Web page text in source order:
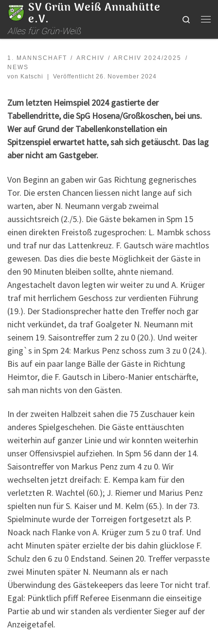
Zum Inhalt springen
SV Grün Weiß Annahütte
e.V.
Alles für Grün-Weiß
Search
1. MANNSCHAFT ARCHIV
ARCHIV 2024/2025
NEWS
von Katschi Veröffentlicht 26. November 2024
Zum letzten Heimspiel 2024 gastierte der
Tabellendritte, die SpG Hosena/Großkoschen, bei uns.
Wer auf Grund der Tabellenkonstellation ein
Spitzenspiel erwartet hatte, sah sich getäuscht. Das lag
aber nicht am Gastgeber.
Von Beginn an gaben wir Gas Richtung gegnerisches
Tor. Die ersten Chancen liessen nicht lange auf sich
warten, aber N. Neumann vergab zweimal
aussichtsreich (2./5.). Die Gäste bekamen in Spm 15
einen direkten Freistoß zugesprochen: L. Mambk schoss
und traf nur das Lattenkreuz. F. Gautsch wäre machtlos
gewesen. Das dies die beste Möglichkeit der Gäste in
den 90 Minuten bleiben sollte, ahnte niemand.
Angestachelt davon legten wir weiter zu und A. Krüger
traf mit herrlichem Geschoss zur verdienten Führung
(19.). Der Stadionsprecher hatte den Treffer noch gar
nicht verkündet, da traf Goalgeter N. Neumann mit
seinem 19. Saisontreffer zum 2 zu 0 (20.). Und weiter
ging`s in Spm 24: Markus Penz schoss zum 3 zu 0 (24.).
Bis auf ein paar lange Bälle der Gäste in Richtung
Heimtor, die F. Gautsch in Libero-Manier entschärfte,
sah man nichts von den Gästen.
In der zweiten Halbzeit sahen die 75 Zuschauer kein
anderes Spielgeschehen. Die Gäste enttäuschten
weiterhin auf ganzer Linie und wir konnten weiterhin
unser Offensivspiel aufziehen. In Spm 56 dann der 14.
Saisontreffer von Markus Penz zum 4 zu 0. Wir
wechselten jetzt dreifach: E. Kempa kam für den
verletzten R. Wachtel (60.); J. Riemer und Marius Penz
spielten nun für S. Kaiser und M. Kelm (65.). In der 73.
Spielminute wurde der Torreigen fortgesetzt als P.
Noack nach Flanke von A. Krüger zum 5 zu 0 traf. Und
acht Minuten später erzielte der bis dahin glücklose F.
Schulz den 6 zu 0 Endstand. Seinen 20. Treffer verpasste
zwei Minuten später N. Neumann als er nach
Überwindung des Gästekeepers das leere Tor nicht traf.
Egal: Pünktlich pfiff Referee Eisenmann die einseitige
Partie ab und wir standen als verdienter Sieger auf der
Anzeigetafel.